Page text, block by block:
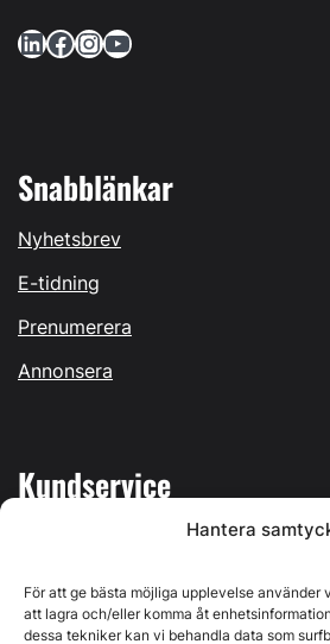
Hantera
För att ge bästa möjliga upplevelse använder
att lagra och/eller komma åt
dessa tekniker kan vi behandla data som
LinkedIn Facebook InstagramYouTube
Snabblänkar
Nyhetsbrev
E-tidning
Prenumerera
Annonsera
Kundservice
Kontakta oss